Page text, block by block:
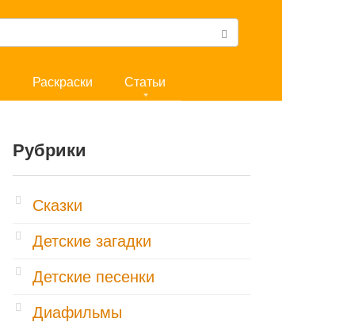
Раскраски Статьи
Рубрики
Cказки
Детские загадки
Детские песенки
Диафильмы